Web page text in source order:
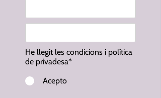
He llegit les condicions i política
de privadesa*
Acepto